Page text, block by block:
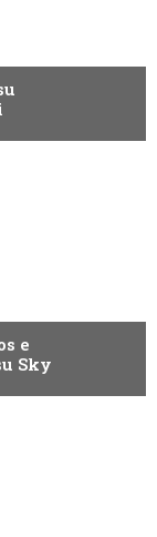
e
Sky